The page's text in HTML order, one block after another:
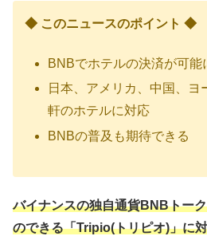
◆ このニュースのポイント ◆
BNBでホテルの決済が可能
日本、アメリカ、中国、ヨ
軒のホテルに対応
BNBの普及も期待できる
バイナンスの独自通貨BNBトー
のできる「Tripio(トリピオ)」に